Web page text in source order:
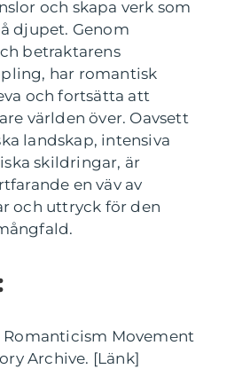
och skapa verk som
djupet. Genom
betraktarens
har romantisk
och fortsätta att
världen över. Oavsett
landskap, intensiva
skildringar, är
en väv av
och uttryck för den
Romanticism Movement
Archive. [Länk]